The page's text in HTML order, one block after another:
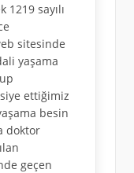
sayılı
sitesinde
yaşama
ettiğimiz
besin
doktor
geçen